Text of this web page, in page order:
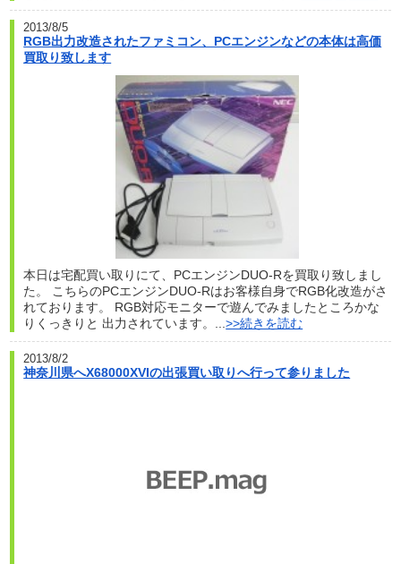
2013/8/5
RGB出力改造されたファミコン、PCエンジンなどの本体は高価
買取り致します
本日は宅配買い取りにて、PCエンジンDUO-Rを買取り致しまし
た。 こちらのPCエンジンDUO-Rはお客様自身でRGB化改造がさ
れております。 RGB対応モニターで遊んでみましたところかな
りくっきりと 出力されています。...>>続きを読む
2013/8/2
神奈川県へX68000XVIの出張買い取りへ行って参りました